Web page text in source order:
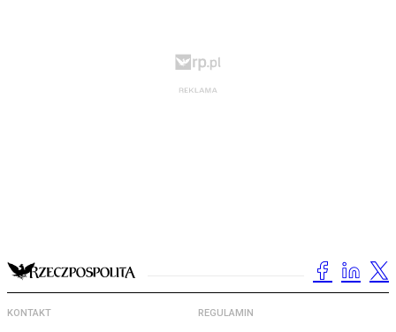
KONTAKT REGULAMIN